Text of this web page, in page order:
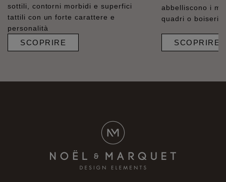
sottili, contorni morbidi e superfici
tattili con un forte carattere e
personalità
SCOPRIRE
abbelliscono i
quadri o
SCOPRIRE